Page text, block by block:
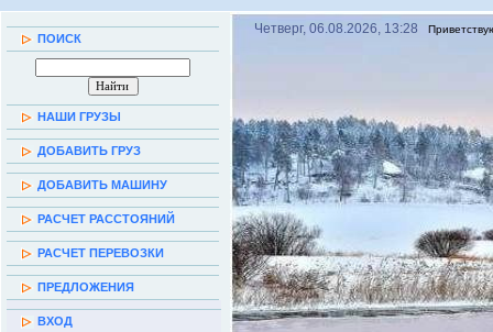
ПОИСК
НАШИ ГРУЗЫ
ДОБАВИТЬ ГРУЗ
ДОБАВИТЬ МАШИНУ
РАСЧЕТ РАССТОЯНИЙ
РАСЧЕТ ПЕРЕВОЗКИ
ПРЕДЛОЖЕНИЯ
ВХОД
Четверг, 06.08.2026, 13:28